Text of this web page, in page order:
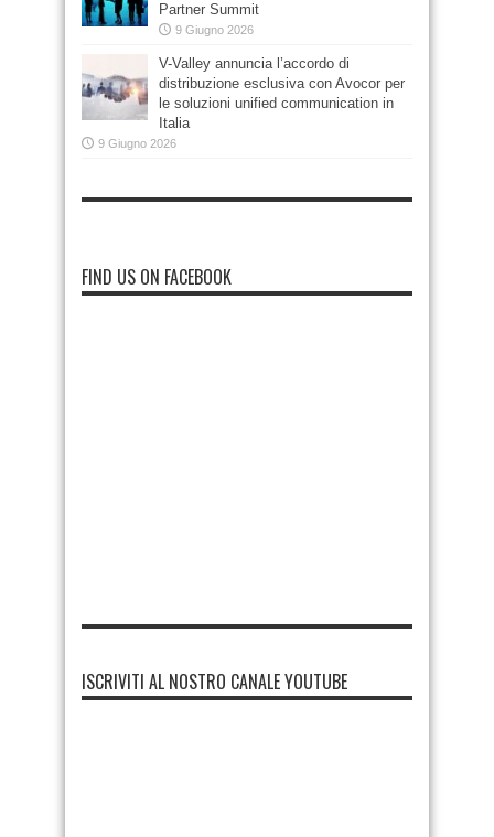
Partner Summit
9 Giugno 2026
V-Valley annuncia l’accordo di
distribuzione esclusiva con Avocor per
le soluzioni unified communication in
Italia
9 Giugno 2026
FIND US ON FACEBOOK
ISCRIVITI AL NOSTRO CANALE YOUTUBE